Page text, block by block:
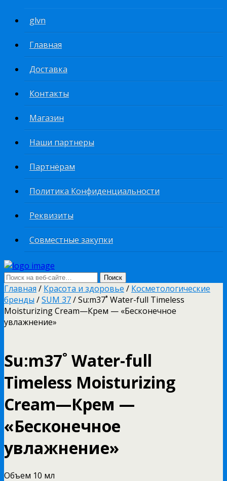
glvn
Главная
Доставка
Контакты
Магазин
Наши партнеры
Партнёрам
Политика Конфиденциальности
Реквизиты
Совместные закупки
Главная / Красота и здоровье / Косметологические
бренды /SUM 37/ Su:m37˚ Water-full Timeless
Moisturizing Cream—Крем — «Бесконечное
увлажнение»
Su:m37˚ Water-full
Timeless Moisturizing
Cream—Крем —
«Бесконечное
увлажнение»
Объем 10 мл